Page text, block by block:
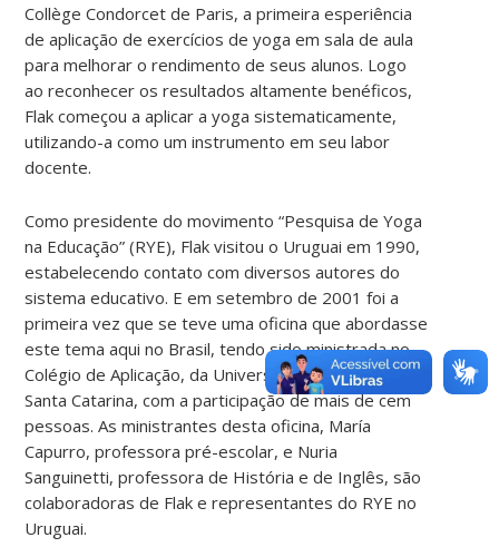
Collège Condorcet de Paris, a primeira esperiência
de aplicação de exercícios de yoga em sala de aula
para melhorar o rendimento de seus alunos. Logo
ao reconhecer os resultados altamente benéficos,
Flak começou a aplicar a yoga sistematicamente,
utilizando-a como um instrumento em seu labor
docente.
Como presidente do movimento “Pesquisa de Yoga
na Educação” (RYE), Flak visitou o Uruguai em 1990,
estabelecendo contato com diversos autores do
sistema educativo. E em setembro de 2001 foi a
primeira vez que se teve uma oficina que abordasse
este tema aqui no Brasil, tendo sido ministrada no
Colégio de Aplicação, da Universidade Federal de
Santa Catarina, com a participação de mais de cem
pessoas. As ministrantes desta oficina, María
Capurro, professora pré-escolar, e Nuria
Sanguinetti, professora de História e de Inglês, são
colaboradoras de Flak e representantes do RYE no
Uruguai.